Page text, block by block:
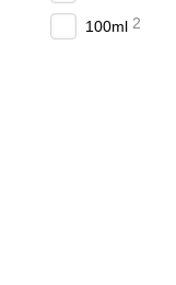
100ml 2